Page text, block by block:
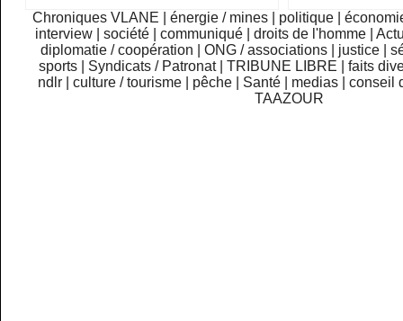
Chroniques VLANE énergie / mines politique
interview
|société |communiqué |droits de l'homme |
diplomatie / coopération
ONG / associations justice
sports
Syndicats / Patronat TRIBUNE LIBRE
faits
ndlr
|culture / tourisme pêche Santé medias |conseil
TAAZOUR